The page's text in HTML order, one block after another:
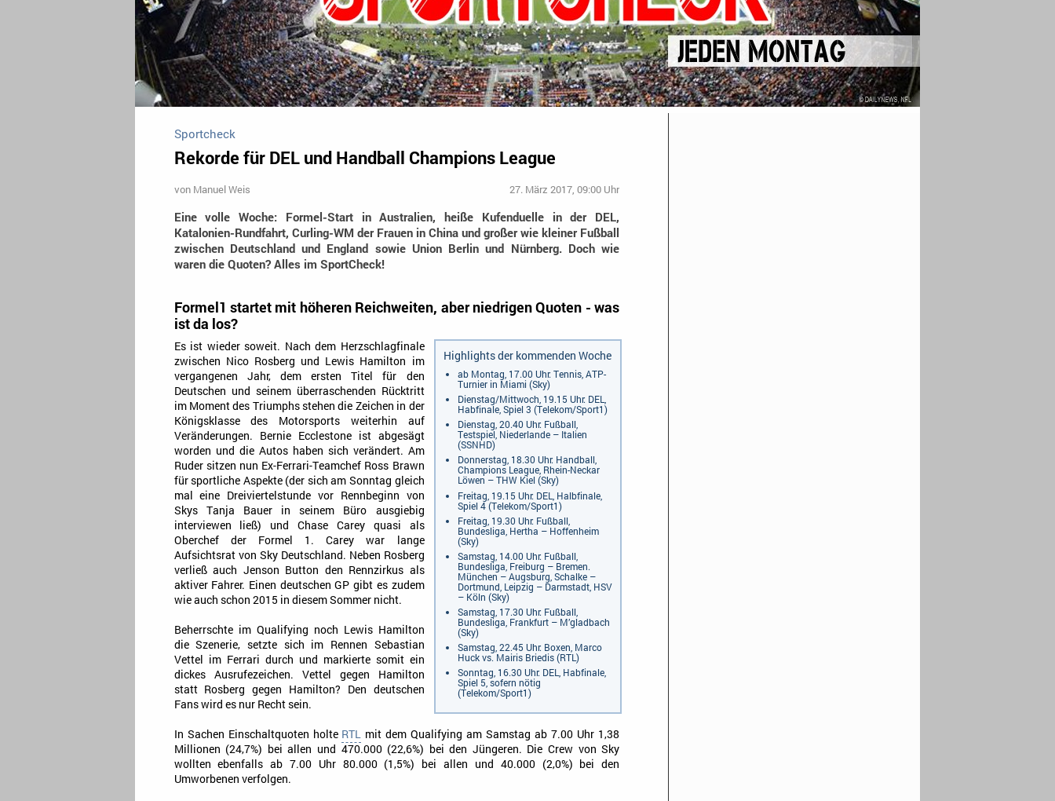
Sportcheck
Rekorde für DEL und Handball Champions League
von Manuel Weis 27. März 2017, 09:00 Uhr
Eine volle Woche: Formel-Start in Australien, heiße Kufenduelle in der DEL,
Katalonien-Rundfahrt, Curling-WM der Frauen in China und großer wie kleiner Fußball
zwischen Deutschland und England sowie Union Berlin und Nürnberg. Doch wie
waren die Quoten? Alles im SportCheck!
Formel1 startet mit höheren Reichweiten, aber niedrigen Quoten - was
ist da los?
Highlights der kommenden Woche
ab Montag, 17.00 Uhr: Tennis, ATP-
Turnier in Miami (Sky)
Dienstag/Mittwoch, 19.15 Uhr: DEL,
Habfinale, Spiel 3 (Telekom/Sport1)
Dienstag, 20.40 Uhr: Fußball,
Testspiel, Niederlande – Italien
(SSNHD)
Donnerstag, 18.30 Uhr: Handball,
Champions League, Rhein-Neckar
Löwen – THW Kiel (Sky)
Freitag, 19.15 Uhr: DEL, Halbfinale,
Spiel 4 (Telekom/Sport1)
Freitag, 19.30 Uhr: Fußball,
Bundesliga, Hertha – Hoffenheim
(Sky)
Samstag, 14.00 Uhr: Fußball,
Bundesliga, Freiburg – Bremen.
München – Augsburg, Schalke –
Dortmund, Leipzig – Darmstadt, HSV
– Köln (Sky)
Samstag, 17.30 Uhr: Fußball,
Bundesliga, Frankfurt – M’gladbach
(Sky)
Samstag, 22.45 Uhr: Boxen, Marco
Huck vs. Mairis Briedis (RTL)
Sonntag, 16.30 Uhr: DEL, Habfinale,
Spiel 5, sofern nötig
(Telekom/Sport1)
Es ist wieder soweit. Nach dem Herzschlagfinale
zwischen Nico Rosberg und Lewis Hamilton im
vergangenen Jahr, dem ersten Titel für den
Deutschen und seinem überraschenden Rücktritt
im Moment des Triumphs stehen die Zeichen in der
Königsklasse des Motorsports weiterhin auf
Veränderungen. Bernie Ecclestone ist abgesägt
worden und die Autos haben sich verändert. Am
Ruder sitzen nun Ex-Ferrari-Teamchef Ross Brawn
für sportliche Aspekte (der sich am Sonntag gleich
mal eine Dreiviertelstunde vor Rennbeginn von
Skys Tanja Bauer in seinem Büro ausgiebig
interviewen ließ) und Chase Carey quasi als
Oberchef der Formel 1. Carey war lange
Aufsichtsrat von Sky Deutschland. Neben Rosberg
verließ auch Jenson Button den Rennzirkus als
aktiver Fahrer. Einen deutschen GP gibt es zudem
wie auch schon 2015 in diesem Sommer nicht.
Beherrschte im Qualifying noch Lewis Hamilton
die Szenerie, setzte sich im Rennen Sebastian
Vettel im Ferrari durch und markierte somit ein
dickes Ausrufezeichen. Vettel gegen Hamilton
statt Rosberg gegen Hamilton? Den deutschen
Fans wird es nur Recht sein.
In Sachen Einschaltquoten holte RTL mit dem Qualifying am Samstag ab 7.00 Uhr 1,38
Millionen (24,7%) bei allen und 470.000 (22,6%) bei den Jüngeren. Die Crew von Sky
wollten ebenfalls ab 7.00 Uhr 80.000 (1,5%) bei allen und 40.000 (2,0%) bei den
Umworbenen verfolgen.